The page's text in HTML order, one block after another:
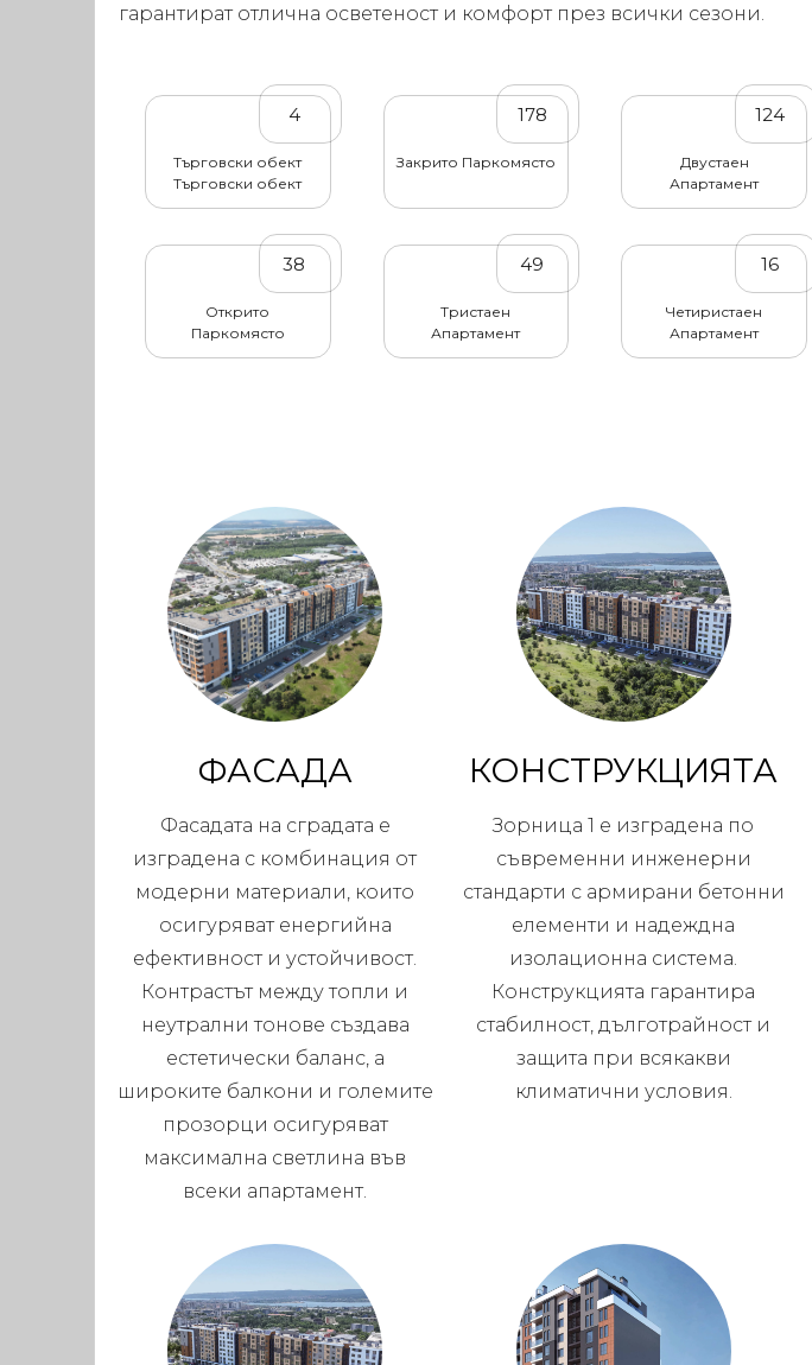
гарантират отлична осветеност и комфорт през всички сезони.
4
Търговски обект
Търговски обект
178
Закрито Паркомясто
124
Двустаен
Апартамент
38
Открито
Паркомясто
49
Тристаен
Апартамент
16
Четиристаен
Апартамент
ФАСАДА
Фасадата на сградата е
изградена с комбинация от
модерни материали, които
осигуряват енергийна
ефективност и устойчивост.
Контрастът между топли и
неутрални тонове създава
естетически баланс, а
широките балкони и големите
прозорци осигуряват
максимална светлина във
всеки апартамент.
КОНСТРУКЦИЯТА
Зорница 1 е изградена по
съвременни инженерни
стандарти с армирани бетонни
елементи и надеждна
изолационна система.
Конструкцията гарантира
стабилност, дълготрайност и
защита при всякакви
климатични условия.